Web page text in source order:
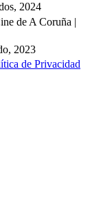
2024
de A Coruña |
2023
de Privacidad